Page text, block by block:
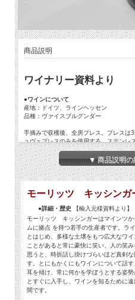
商品説明
ワイナリー資料より
●ワインについて
産地：ドイツ、ラインヘッセン
品種：ヴァイスブルグンダー
手摘みで収穫後、全房プレス。プレスは
ュヴェプレスのみを使用する。ステンレ
ィラージュ。甜菜糖22mg/L、ゼクト酵
ュ：2g
▼ 商品説明
モーリッツ キッシン
●詳細・歴史
【輸入元様資料より】
モーリッツ キッシンガーはマインツ
ムに拠点 を持つ若手の生産者です。ラ
とはじめ、多様な土壌をもつ広大なワ
ことがあると常に豪快に笑い、人の笑
思うと、時折話し掛けづらいほど真剣
す。とにもかくにもワインについて話
耳を傾け、常に何かを学ぼうとする姿
とすぐに入手し、ワインを知るために
間です。